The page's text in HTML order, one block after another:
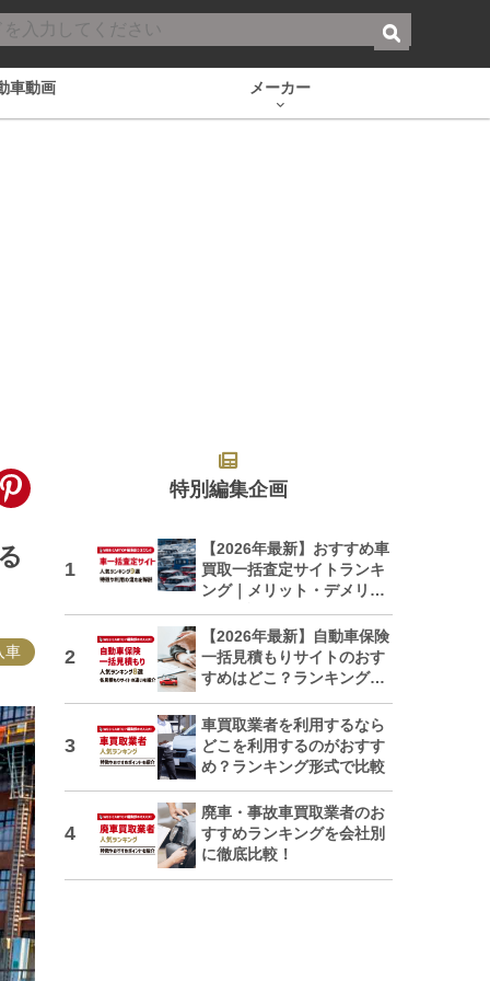
車動画 メーカー
車
特別編集企画
【2026年最新】おすすめ車
買取一括査定サイトランキ
ング｜メリット・デメリッ
トも解説
【2026年最新】自動車保険
一括見積もりサイトのおす
すめはどこ？ランキングで
車買取業者を利用するなら
どこを利用するのがおすす
め？ランキング形式で比較
廃車・事故車買取業者のお
すすめランキングを会社別
に徹底比較！